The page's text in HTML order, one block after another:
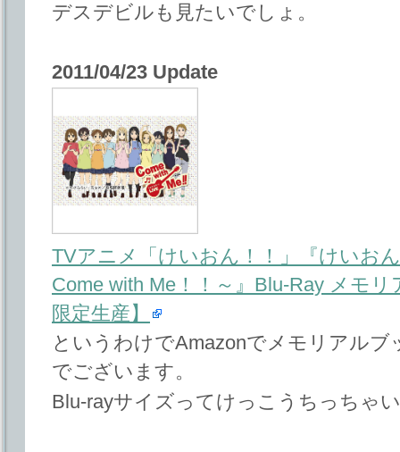
デスデビルも見たいでしょ。
2011/04/23 Update
TVアニメ「けいおん！！」『けいお
Come with Me！！～』Blu-Ray メモ
限定生産】
というわけでAmazonでメモリアルブ
でございます。
Blu-rayサイズってけっこうちっちゃ